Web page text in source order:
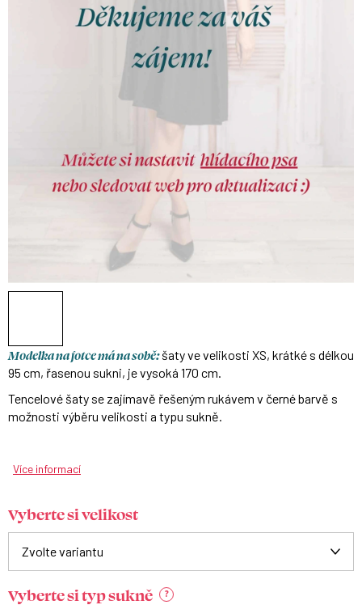
Modelka na fotce má na sobě:šaty ve velikosti XS, krátké s délkou
95 cm, řasenou sukni, je vysoká 170 cm.
Tencelové šaty se zajímavě řešeným rukávem v černé barvě s
možnosti výběru velikosti a typu sukně.
Více informací
Vyberte si velikost
Vyberte si typ sukně ?